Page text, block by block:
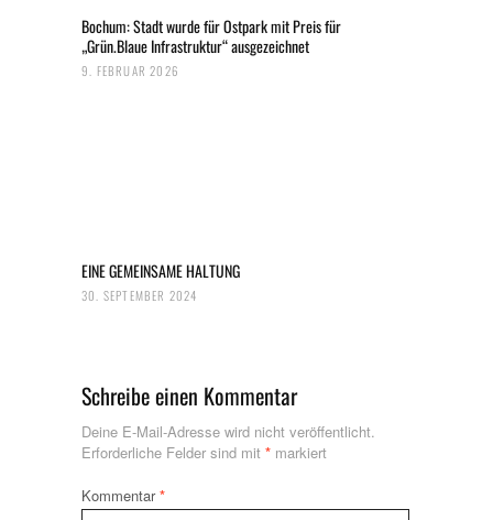
Bochum: Stadt wurde für Ostpark mit Preis für
„Grün.Blaue Infrastruktur“ ausgezeichnet
9. FEBRUAR 2026
EINE GEMEINSAME HALTUNG
30. SEPTEMBER 2024
Schreibe einen Kommentar
Deine E-Mail-Adresse wird nicht veröffentlicht.
Erforderliche Felder sind mit * markiert
Kommentar*